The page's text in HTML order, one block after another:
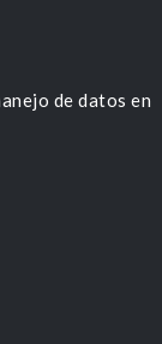
de datos en